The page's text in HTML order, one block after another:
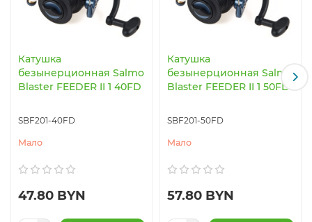
Катушка
безынерционная Salmo
Blaster FEEDER II 1 40FD
SBF201-40FD
Мало
47.80 BYN
Катушка
безынерционная Salmo
Blaster FEEDER II 1 50FD
SBF201-50FD
Мало
57.80 BYN